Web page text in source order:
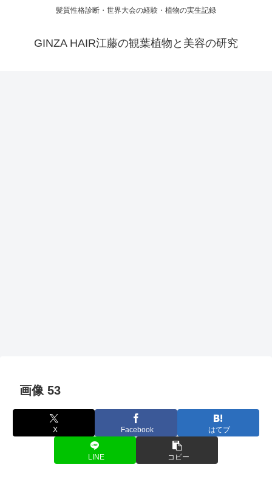
髪質性格診断・世界大会の経験・植物の実生記録
GINZA HAIR江藤の観葉植物と美容の研究
画像 53
X Facebook はてブ
LINE コピー